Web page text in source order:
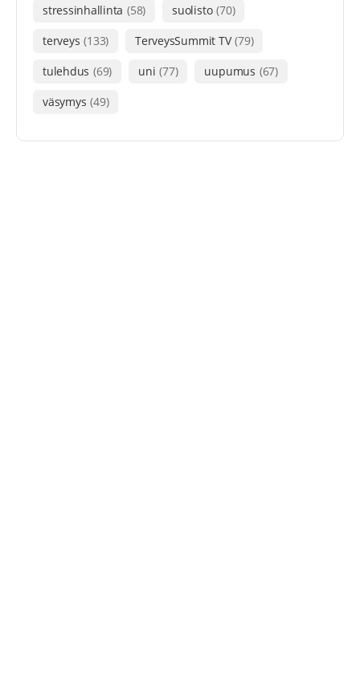
stressinhallinta (58) suolisto (70)
terveys (133) TerveysSummit TV (79)
tulehdus (69) uni (77) uupumus (67)
väsymys (49)